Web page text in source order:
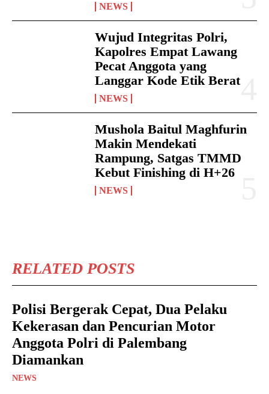
NEWS
Wujud Integritas Polri,
Kapolres Empat Lawang
Pecat Anggota yang
Langgar Kode Etik Berat
NEWS
Mushola Baitul Maghfurin
Makin Mendekati
Rampung, Satgas TMMD
Kebut Finishing di H+26
NEWS
RELATED POSTS
Polisi Bergerak Cepat, Dua Pelaku
Kekerasan dan Pencurian Motor
Anggota Polri di Palembang
Diamankan
NEWS